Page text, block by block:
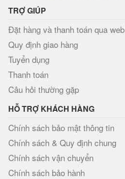
TRỢ GIÚP
Đặt hàng và thanh toán qua web
Quy định giao hàng
Tuyển dụng
Thanh toán
Câu hỏi thường gặp
HỖ TRỢ KHÁCH HÀNG
Chính sách bảo mật thông tin
Chính sách & Quy định chung
Chính sách vận chuyển
Chính sách bảo hành